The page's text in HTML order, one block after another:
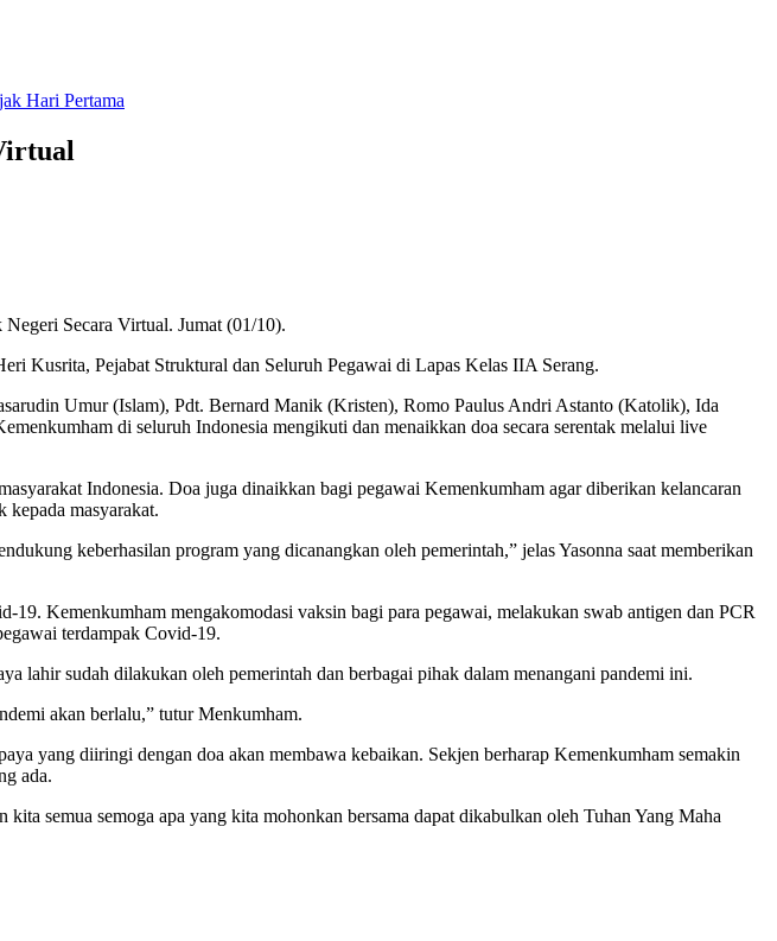
Hari Pertama
Secara Virtual. Jumat (01/10).
Kusrita, Pejabat Struktural dan Seluruh Pegawai di Lapas Kelas IIA Serang.
Umur (Islam), Pdt. Bernard Manik (Kristen), Romo Paulus Andri Astanto (Katolik), Ida
di seluruh Indonesia mengikuti dan menaikkan doa secara serentak melalui live
Indonesia. Doa juga dinaikkan bagi pegawai Kemenkumham agar diberikan kelancaran
kepada masyarakat.
keberhasilan program yang dicanangkan oleh pemerintah,” jelas Yasonna saat memberikan
Kemenkumham mengakomodasi vaksin bagi para pegawai, melakukan swab antigen dan PCR
terdampak Covid-19.
lahir sudah dilakukan oleh pemerintah dan berbagai pihak dalam menangani pandemi ini.
akan berlalu,” tutur Menkumham.
yang diiringi dengan doa akan membawa kebaikan. Sekjen berharap Kemenkumham semakin
ada.
semua semoga apa yang kita mohonkan bersama dapat dikabulkan oleh Tuhan Yang Maha